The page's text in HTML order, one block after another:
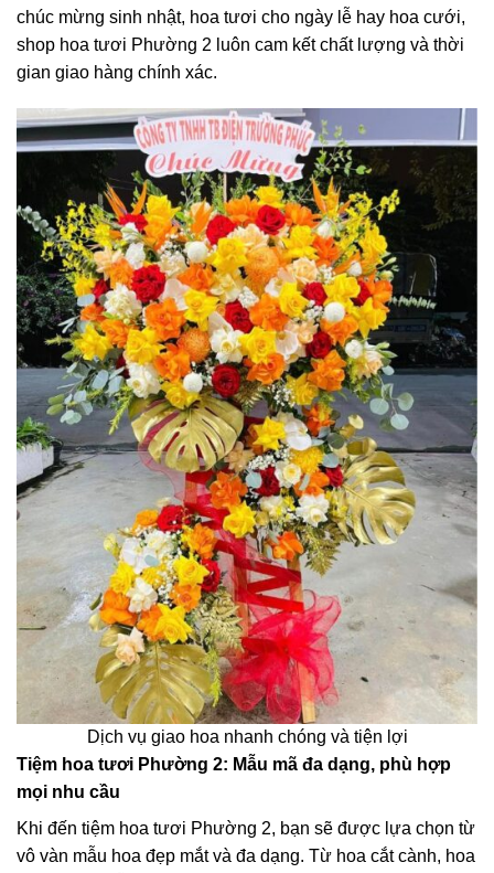
chúc mừng sinh nhật, hoa tươi cho ngày lễ hay hoa cưới,
shop hoa tươi Phường 2 luôn cam kết chất lượng và thời
gian giao hàng chính xác.
Dịch vụ giao hoa nhanh chóng và tiện lợi
Tiệm hoa tươi Phường 2: Mẫu mã đa dạng, phù hợp
mọi nhu cầu
Khi đến tiệm hoa tươi Phường 2, bạn sẽ được lựa chọn từ
vô vàn mẫu hoa đẹp mắt và đa dạng. Từ hoa cắt cành, hoa